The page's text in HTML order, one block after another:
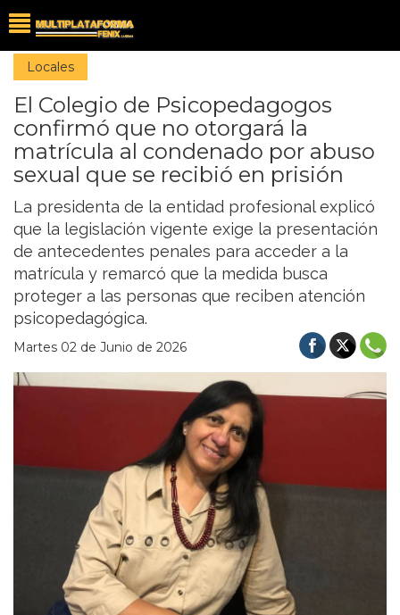
Locales
El Colegio de Psicopedagogos
confirmó que no otorgará la
matrícula al condenado por abuso
sexual que se recibió en prisión
La presidenta de la entidad profesional explicó
que la legislación vigente exige la presentación
de antecedentes penales para acceder a la
matrícula y remarcó que la medida busca
proteger a las personas que reciben atención
psicopedagógica.
Martes 02 de Junio de 2026